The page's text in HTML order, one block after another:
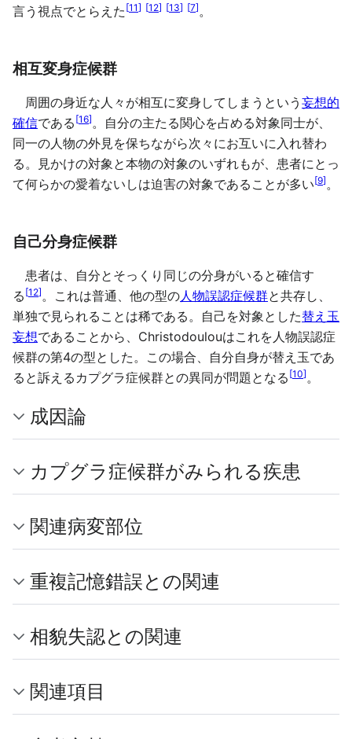
言う視点でとらえた [11] [12] [13] [7]。
相互変身症候群
周囲の身近な人々が相互に変身してしまうという 妄想的
確信である [16]。自分の主たる関心を占める対象同士が、
同一の人物の外見を保ちながら次々にお互いに入れ替わ
る。見かけの対象と本物の対象のいずれもが、患者にとっ
て何らかの愛着ないしは迫害の対象であることが多い[9]。
自己分身症候群
患者は、自分とそっくり同じの分身がいると確信す
る [12]。これは普通、他の型の人物誤認症候群と共存し、
単独で見られることは稀である。自己を対象とした替え玉
妄想であることから、Christodoulouはこれを人物誤認症
候群の第4の型とした。この場合、自分自身が替え玉であ
ると訴えるカプグラ症候群との異同が問題となる [10]。
成因論
カプグラ症候群がみられる疾患
関連病変部位
重複記憶錯誤との関連
相貌失認との関連
関連項目